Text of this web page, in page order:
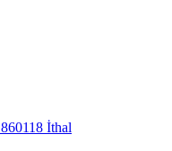
İthal